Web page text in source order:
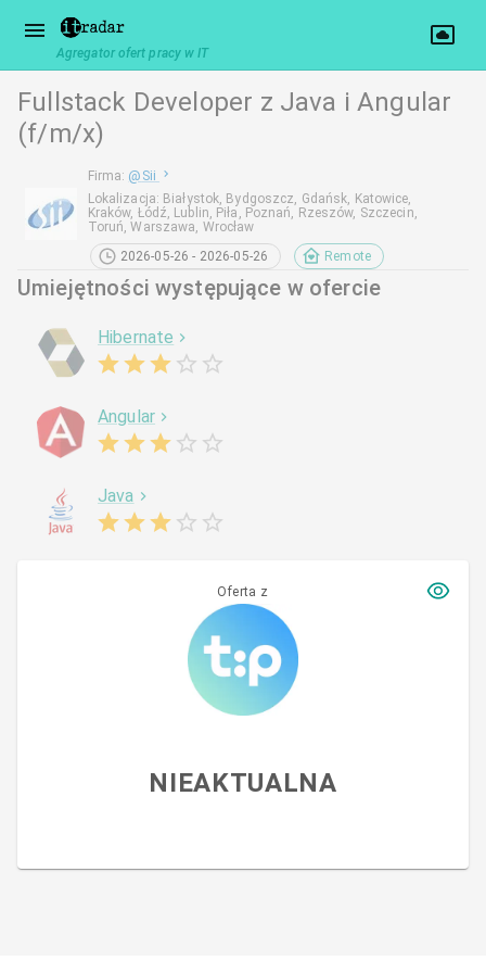
Agregator ofert pracy w IT
Fullstack Developer z Java i Angular
(f/m/x)
Firma: @ Sii
Lokalizacja: Białystok, Bydgoszcz, Gdańsk, Katowice,
Kraków, Łódź, Lublin, Piła, Poznań, Rzeszów, Szczecin,
Toruń, Warszawa, Wrocław
2026-05-26 - 2026-05-26
Remote
Umiejętności występujące w ofercie
Hibernate
Angular
Java
Oferta z
NIEAKTUALNA